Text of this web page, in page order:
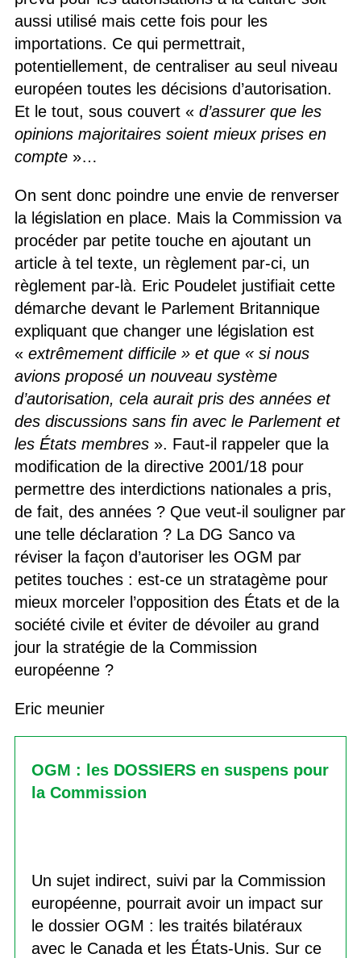
aussi utilisé mais cette fois pour les
importations. Ce qui permettrait,
potentiellement, de centraliser au seul niveau
européen toutes les décisions d’autorisation.
Et le tout, sous couvert « d’assurer que les
opinions majoritaires soient mieux prises en
compte»…
On sent donc poindre une envie de renverser
la législation en place. Mais la Commission va
procéder par petite touche en ajoutant un
article à tel texte, un règlement par-ci, un
règlement par-là. Eric Poudelet justifiait cette
démarche devant le Parlement Britannique
expliquant que changer une législation est
« extrêmement difficile » et que « si nous
avions proposé un nouveau système
d’autorisation, cela aurait pris des années et
des discussions sans fin avec le Parlement et
les États membres». Faut-il rappeler que la
modification de la directive 2001/18 pour
permettre des interdictions nationales a pris,
de fait, des années ? Que veut-il souligner par
une telle déclaration ? La DG Sanco va
réviser la façon d’autoriser les OGM par
petites touches : est-ce un stratagème pour
mieux morceler l’opposition des États et de la
société civile et éviter de dévoiler au grand
jour la stratégie de la Commission
européenne ?
Eric meunier
OGM : les DOSSIERS en suspens pour
la Commission
Un sujet indirect, suivi par la Commission
européenne, pourrait avoir un impact sur
le dossier OGM : les traités bilatéraux
avec le Canada et les États-Unis. Sur ce